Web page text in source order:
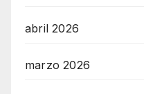
abril 2026
marzo 2026